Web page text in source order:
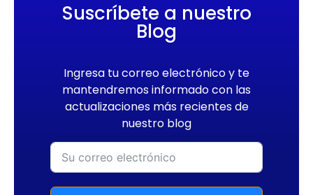
Suscríbete a nuestro
Blog
Ingresa tu correo electrónico y te
mantendremos informado con las
actualizaciones más recientes de
nuestro blog